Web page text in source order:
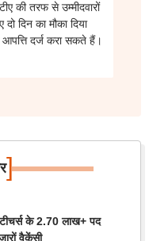
की तरफ से उम्मीदवारों
दिन का मौका दिया
दर्ज करा सकते हैं।
]
के 2.70 लाख+ पद
वैकेंसी